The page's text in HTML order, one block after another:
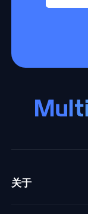
关于